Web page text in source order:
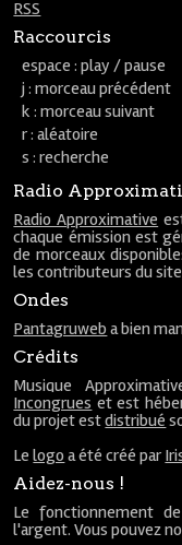
RSS
Raccourcis
espace : play / pause
j : morceau précédent
k : morceau suivant
r : aléatoire
s : recherche
Radio
Radio Approximative
chaque émission est
de morceaux
les contributeurs du
Ondes
Pantagruweb a bien
Crédits
Musique
Incongrues et est
du projet estdistribué
Lelogo a été créé par
Aidez-nous !
Le fonctionnement
l'argent. Vous pouvez